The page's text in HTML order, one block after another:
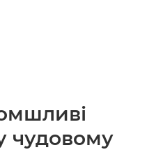
чудовому